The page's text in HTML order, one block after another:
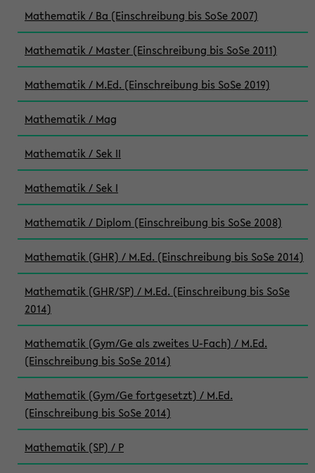
Mathematik / Ba (Einschreibung bis SoSe 2007)
Mathematik / Master (Einschreibung bis SoSe 2011)
Mathematik / M.Ed. (Einschreibung bis SoSe 2019)
Mathematik / Mag
Mathematik / Sek II
Mathematik / Sek I
Mathematik / Diplom (Einschreibung bis SoSe 2008)
Mathematik (GHR) / M.Ed. (Einschreibung bis SoSe 2014)
Mathematik (GHR/SP) / M.Ed. (Einschreibung bis SoSe
2014)
Mathematik (Gym/Ge als zweites U-Fach) / M.Ed.
(Einschreibung bis SoSe 2014)
Mathematik (Gym/Ge fortgesetzt) / M.Ed.
(Einschreibung bis SoSe 2014)
Mathematik (SP) / P